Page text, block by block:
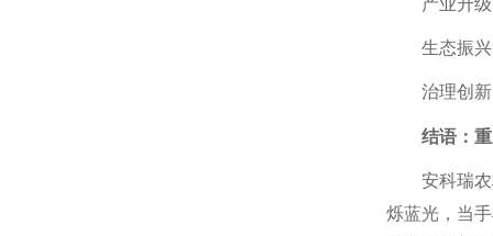
产业升
生态振
治理创
结语：
安科瑞
烁蓝光，当